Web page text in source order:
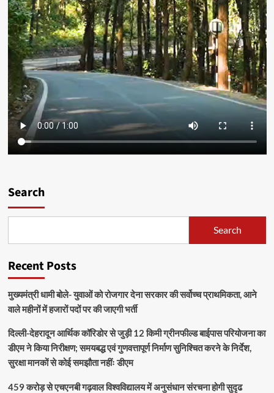
Search
Search
Recent Posts
मुख्यमंत्री धामी बोले- युवाओं को रोजगार देना सरकार की सर्वोच्च प्राथमिकता, आने
वाले महीनों में हजारों पदों पर की जाएगी भर्ती
दिल्ली-देहरादून आर्थिक कॉरिडोर से जुड़ी 12 किमी ग्रीनफील्ड बाईपास परियोजना का
डीएम ने किया निरीक्षण; समयबद्ध एवं गुणवत्तापूर्ण निर्माण सुनिश्चित करने के निर्देश,
सुरक्षा मानकों से कोई समझौता नहींः डीएम
459 करोड़ से एचएनबी गढ़वाल विश्वविद्यालय में अनुसंधान संरचना होगी सुदृढ